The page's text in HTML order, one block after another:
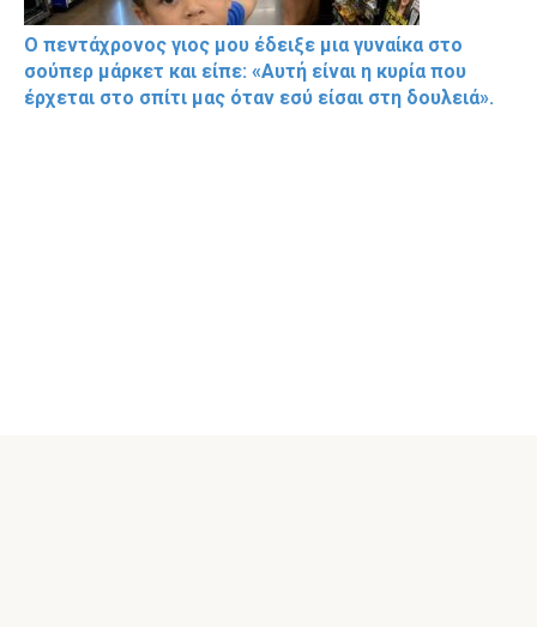
Ο πεντάχρονος γιος μου έδειξε μια γυναίκα στο
σούπερ μάρκετ και είπε: «Αυτή είναι η κυρία που
έρχεται στο σπίτι μας όταν εσύ είσαι στη δουλειά».